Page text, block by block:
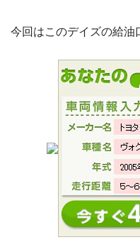
今回はこのデイズの給油